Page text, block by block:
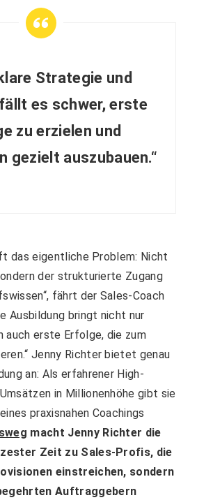
Strategie und
es schwer, erste
zu erzielen und
gezielt auszubauen.“
das eigentliche Problem: Nicht
der strukturierte Zugang
fährt der Sales-Coach
Ausbildung bringt nicht nur
auch erste Erfolge, die zum
Jenny Richter bietet genau
an: Als erfahrener High-
in Millionenhöhe gibt sie
praxisnahen Coachings
macht Jenny Richter die
Zeit zu Sales-Profis, die
einstreichen, sondern
Auftraggebern